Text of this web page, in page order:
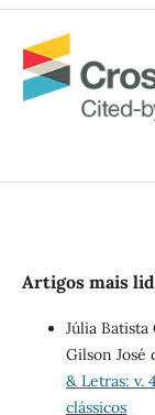
Artigos mais
Júlia
Gilson José
& Letras: v.
clássicos